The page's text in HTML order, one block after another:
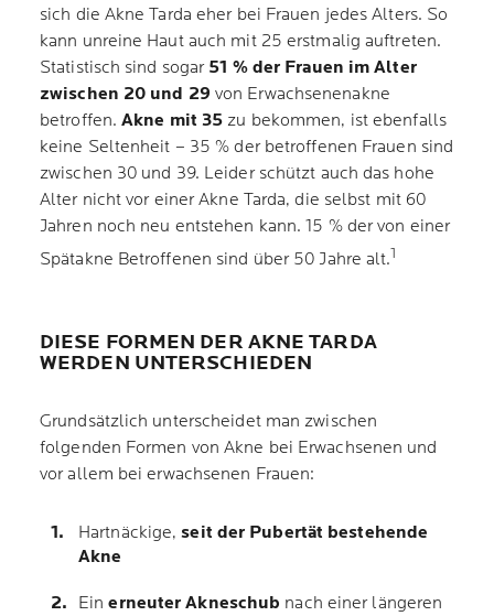
sich die Akne Tarda eher bei Frauen jedes Alters. So
kann unreine Haut auch mit 25 erstmalig auftreten.
Statistisch sind sogar 51 % der Frauen im Alter
zwischen 20 und 29 von Erwachsenenakne
betroffen.Akne mit 35 zu bekommen, ist ebenfalls
keine Seltenheit – 35 % der betroffenen Frauen sind
zwischen 30 und 39. Leider schützt auch das hohe
Alter nicht vor einer Akne Tarda, die selbst mit 60
Jahren noch neu entstehen kann. 15 % der von einer
Spätakne Betroffenen sind über 50 Jahre alt.1
DIESE FORMEN DER AKNE TARDA
WERDEN UNTERSCHIEDEN
Grundsätzlich unterscheidet man zwischen
folgenden Formen von Akne bei Erwachsenen und
vor allem bei erwachsenen Frauen:
Hartnäckige,seit der Pubertät bestehende
Akne
Einerneuter Akneschub nach einer längeren